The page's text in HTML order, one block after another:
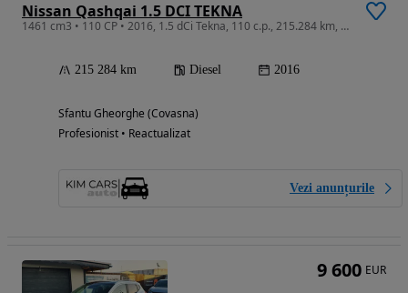
Nissan Qashqai 1.5 DCI TEKNA
1461 cm3 • 110 CP • 2016, 1.5 dCi Tekna, 110 c.p., 215.284 km, SJNFAAJ11U1825626
215 284 km Diesel 2016
Sfantu Gheorghe (Covasna)
Profesionist • Reactualizat
Vezi anunțurile
9 600 EUR